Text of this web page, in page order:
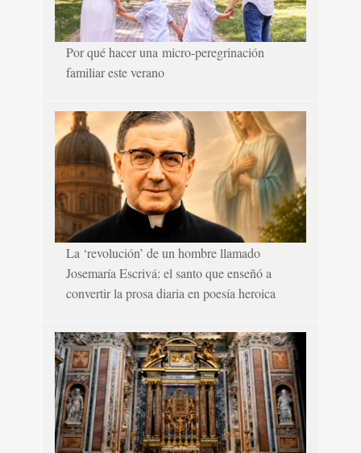
Por qué hacer una micro-peregrinación
familiar este verano
La ‘revolución’ de un hombre llamado
Josemaría Escrivá: el santo que enseñó a
convertir la prosa diaria en poesía heroica